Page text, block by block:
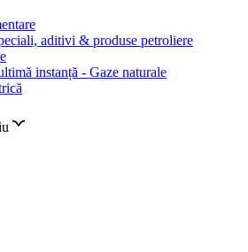
aditivi & produse petroliere
instanță - Gaze naturale